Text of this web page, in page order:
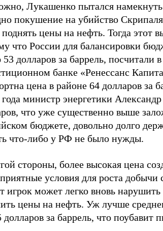
Лукашенко пытался
покушение на убийство
поднять цены на нефть. Тогда этот
что России для балансировки
53 долларов за баррель, посчитали
банке «Ренессанс
цена в районе 64 долларов за
года министр энергетики
что уже существенно выше
бюджете, довольно долго
что-либо у РФ не было нужды.
стороны, более высокая цена
условия для роста
игрок может легко вновь
цены на нефть. Уж лучше
долларов за баррель, что поубавит